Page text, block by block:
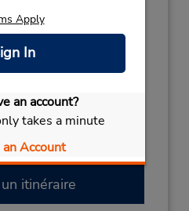
Apply
In
an account?
takes a minute
Account
:
PM; Mon - Fri 7:30 AM -
- 1:00 PM
de dépôt des clés
de location se
à une courte distance
itinéraire